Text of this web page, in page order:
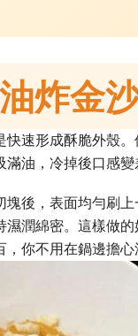
炸金
速形成酥脆外殼
油，冷掉後口感變
後，表面均勻刷
潤綿密。這樣做
你不用在鍋邊擔心